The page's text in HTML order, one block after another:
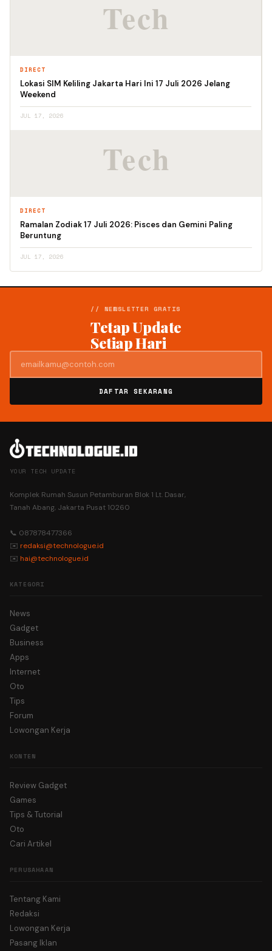
DIRECT
Lokasi SIM Keliling Jakarta Hari Ini 17 Juli 2026 Jelang
Weekend
JUL 17, 2026
DIRECT
Ramalan Zodiak 17 Juli 2026: Pisces dan Gemini Paling
Beruntung
JUL 17, 2026
// NEWSLETTER GRATIS
Tetap Update
Setiap Hari
DAFTAR SEKARANG
YOUR TECH UPDATE
Komplek Rumah Susun Petamburan Blok 1 Lt. Dasar,
Tanah Abang, Jakarta Pusat 10260
📞 087878477366
✉️ redaksi@technologue.id
✉️ hai@technologue.id
KATEGORI
News
Gadget
Business
Apps
Internet
Oto
Tips
Forum
Lowongan Kerja
KONTEN
Review Gadget
Games
Tips & Tutorial
Oto
Cari Artikel
PERUSAHAAN
Tentang Kami
Redaksi
Lowongan Kerja
Pasang Iklan